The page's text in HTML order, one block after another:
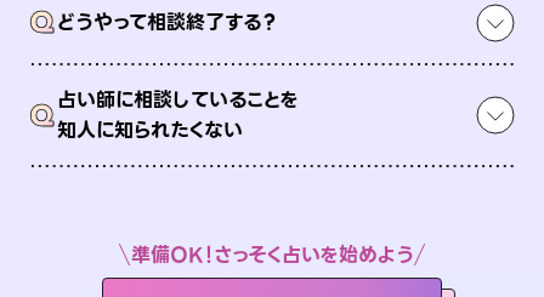
Qどうやって相談終了する？
Q占い師に相談していることを
知人に知られたくない
準備OK！さっそく占いを始めよう